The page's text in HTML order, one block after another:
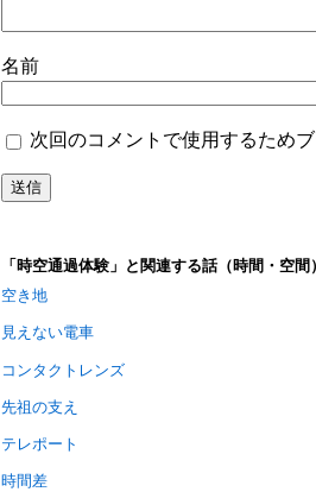
名前
次回のコメントで使用するため
「時空通過体験」と関連する話（時間・空間）
空き地
見えない電車
コンタクトレンズ
先祖の支え
テレポート
時間差